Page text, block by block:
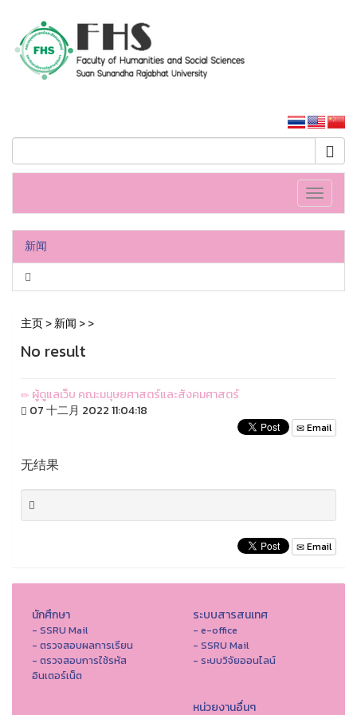
Toggle
新闻
主页>新闻 >>
No result
ผู้ดูแลเว็บ คณะมนุษยศาสตร์และสังคมศาสตร์
07 十二月 2022 11:04:18
Email
无结果
Email
นักศึกษา
- SSRU Mail
- ตรวจสอบผลการเรียน
- ตรวจสอบการใช้รหัส
อินเตอร์เน็ต
ระบบสารสนเทศ
- e-office
- SSRU Mail
- ระบบวิจัยออนไลน์
หน่วยงานอื่นๆ